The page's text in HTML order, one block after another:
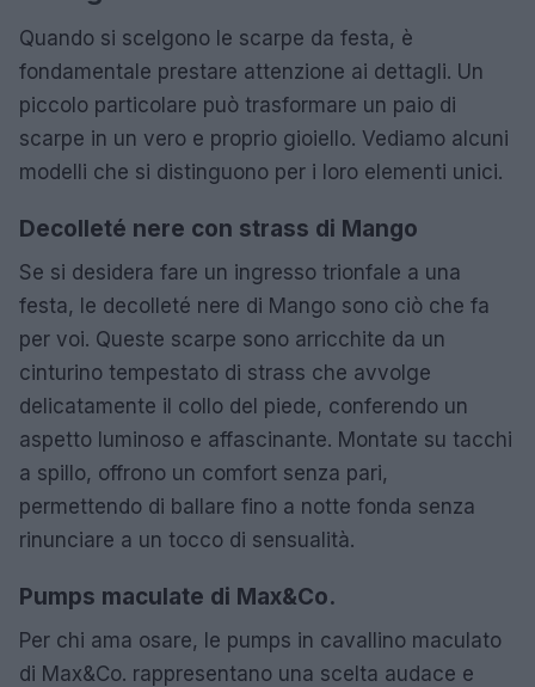
Quando si scelgono le scarpe da festa, è
fondamentale prestare attenzione ai dettagli. Un
piccolo particolare può trasformare un paio di
scarpe in un vero e proprio gioiello. Vediamo alcuni
modelli che si distinguono per i loro elementi unici.
Decolleté nere con strass di Mango
Se si desidera fare un ingresso trionfale a una
festa, le decolleté nere di Mango sono ciò che fa
per voi. Queste scarpe sono arricchite da un
cinturino tempestato di strass che avvolge
delicatamente il collo del piede, conferendo un
aspetto luminoso e affascinante. Montate su tacchi
a spillo, offrono un comfort senza pari,
permettendo di ballare fino a notte fonda senza
rinunciare a un tocco di sensualità.
Pumps maculate di Max&Co.
Per chi ama osare, le pumps in cavallino maculato
di Max&Co. rappresentano una scelta audace e